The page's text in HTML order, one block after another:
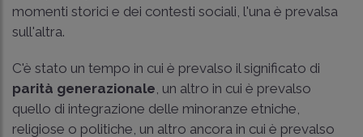
momenti storici e dei contesti sociali, l'una è prevalsa
sull'altra.
C'è stato un tempo in cui è prevalso il significato di
parità generazionale , un altro in cui è prevalso
quello di integrazione delle minoranze etniche,
religiose o politiche, un altro ancora in cui è prevalso